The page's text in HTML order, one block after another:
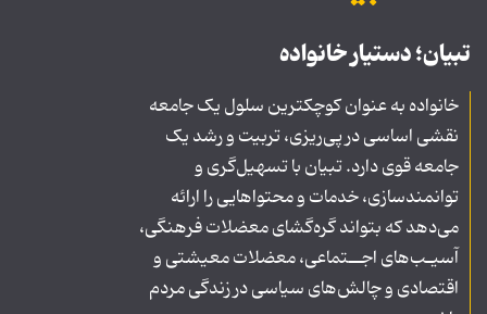
تبیان؛ دستیار خانواده
خانواده به عنوان کوچکترین سلول یک جامعه
نقشی اساسی در پی‌ریزی، تربیت و رشد یک
جامعه قوی دارد. تبیان با تسهیل‌گری و
توانمندسازی، خدمات و محتواهایی را ارائه
می‌دهد که بتواند گره‌گشای معضلات فرهنگی،
آسیـب‌های اجــتماعی، معضلات معیشتی و
اقتصادی و چالش‌های سیاسی در زندگی مردم